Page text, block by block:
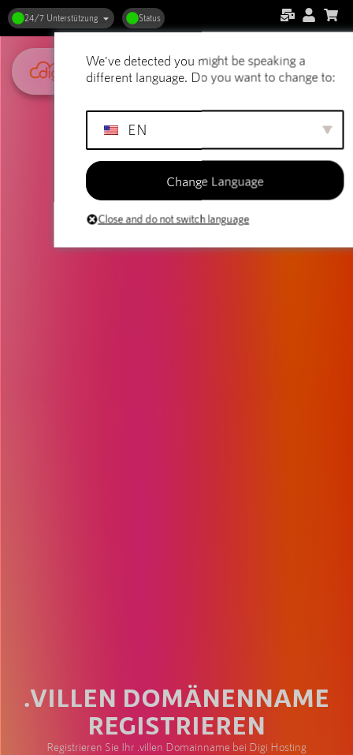
24/7 Unterstützung Status
.VILLEN DOMÄNENNAME
REGISTRIEREN
Registrieren Sie Ihr .villen Domainname bei Digi Hosting
We've detected you might be speaking a
different language. Do you want to change to:
EN
Change Language
Close and do not switch language